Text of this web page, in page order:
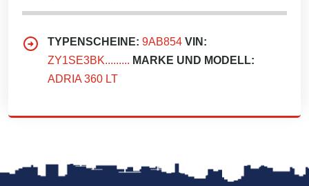
TYPENSCHEINE: 9AB854 VIN:
ZY1SE3BK......... MARKE UND MODELL:
ADRIA 360 LT